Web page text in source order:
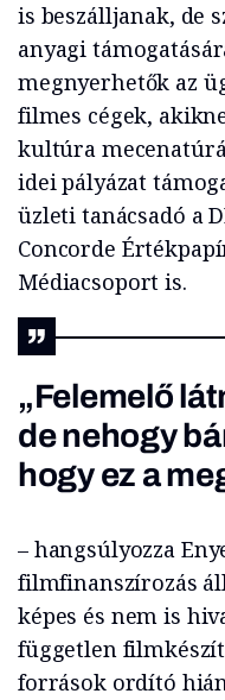
is beszálljanak, de
anyagi
megnyerhetők az
filmes cégek,
kultúra
idei pályázat
üzleti tanácsadó a
Concorde
Médiacsoport is.
„Felemelő
de nehogy
hogy ez a
– hangsúlyozza
filmfinanszírozás
képes és nem is
független
források ordító